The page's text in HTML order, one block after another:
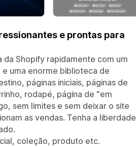
e prontas para
da Shopify rapidamente com um
uma enorme biblioteca de
páginas iniciais, páginas de
rodapé, página de "em
sem limites e sem deixar o site
as vendas. Tenha a liberdade
coleção, produto etc.